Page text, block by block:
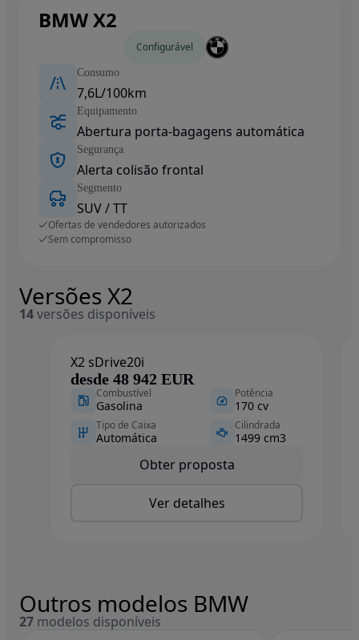
BMW X2
Configurável
Consumo
7,6L/100km
Equipamento
Abertura porta-bagagens automática
Segurança
Alerta colisão frontal
Segmento
SUV / TT
Ofertas de vendedores autorizados
Sem compromisso
Versões X2
14versões disponíveis
X2 sDrive20i
desde 48 942 EUR
Combustível
Gasolina
Potência
170 cv
Tipo de Caixa
Automática
Cilindrada
1499 cm3
Obter proposta
Ver detalhes
Outros modelos BMW
27 modelos disponíveis